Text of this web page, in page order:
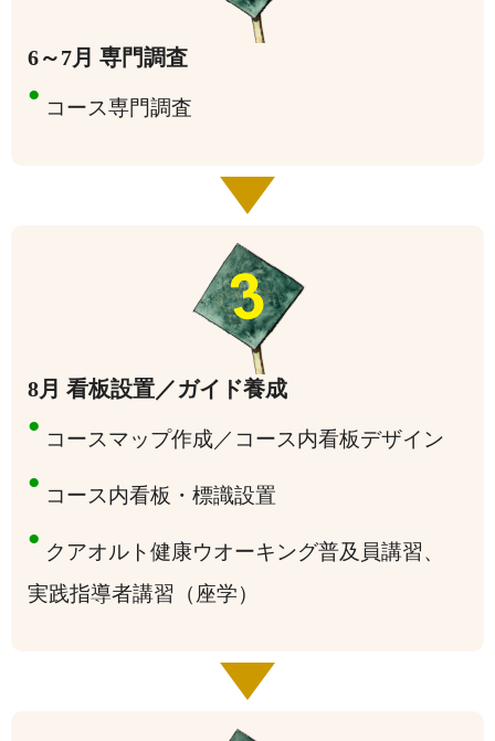
6～7月 専門調査
●
コース専門調査
8月 看板設置／ガイド養成
●
コースマップ作成／コース内看板デザイン
●
コース内看板・標識設置
●
クアオルト健康ウオーキング普及員講習、
実践指導者講習（座学）